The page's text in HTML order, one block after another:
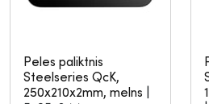
Peles paliktnis
Steelseries QcK,
250x210x2mm, melns